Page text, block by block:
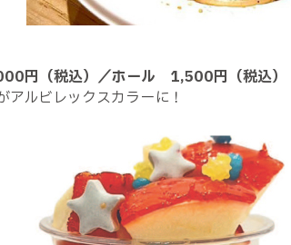
円（税込）／ホール 1,500円（税込）
ルビレックスカラーに！